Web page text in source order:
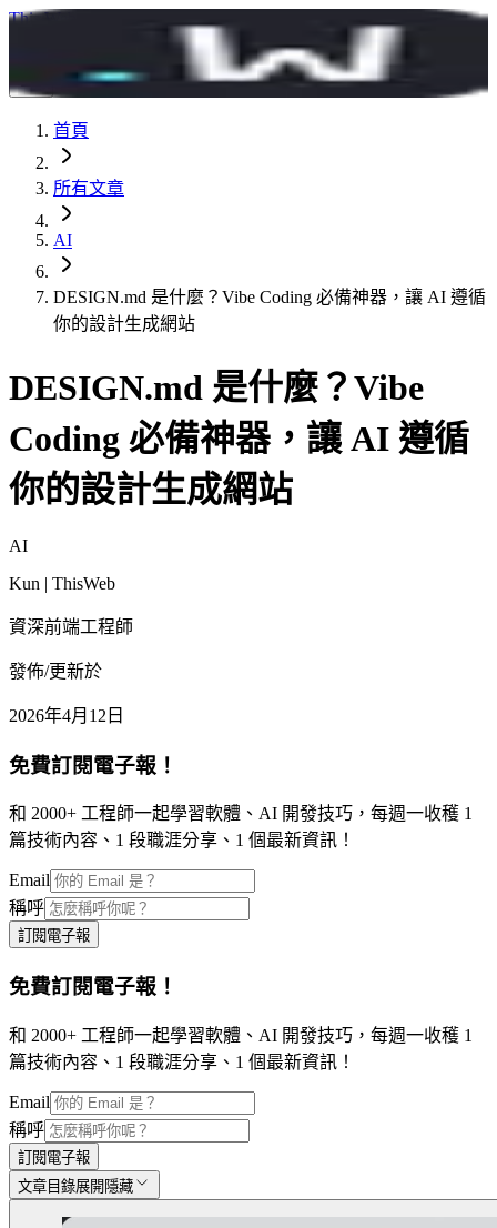
This.Web
React 效能優化實戰課
首頁
所有文章
AI
DESIGN.md 是什麼？Vibe Coding 必備神器，讓 AI 遵循
你的設計生成網站
DESIGN.md 是什麼？Vibe
Coding 必備神器，讓 AI 遵循
你的設計生成網站
AI
Kun | ThisWeb
資深前端工程師
發佈/更新於
2026年4月12日
免費訂閱電子報！
和 2000+ 工程師一起學習軟體、AI 開發技巧，每週一收穫 1
篇技術內容、1 段職涯分享、1 個最新資訊！
Email
稱呼
訂閱電子報
免費訂閱電子報！
和 2000+ 工程師一起學習軟體、AI 開發技巧，每週一收穫 1
篇技術內容、1 段職涯分享、1 個最新資訊！
Email
稱呼
訂閱電子報
文章目錄展開 隱藏